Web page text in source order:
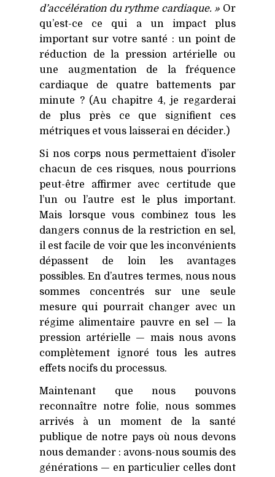
d’accélération du rythme cardiaque. » Or
qu’est-ce ce qui a un impact plus
important sur votre santé : un point de
réduction de la pression artérielle ou
une augmentation de la fréquence
cardiaque de quatre battements par
minute ? (Au chapitre 4, je regarderai
de plus près ce que signifient ces
métriques et vous laisserai en décider.)
Si nos corps nous permettaient d’isoler
chacun de ces risques, nous pourrions
peut-être affirmer avec certitude que
l’un ou l’autre est le plus important.
Mais lorsque vous combinez tous les
dangers connus de la restriction en sel,
il est facile de voir que les inconvénients
dépassent de loin les avantages
possibles. En d’autres termes, nous nous
sommes concentrés sur une seule
mesure qui pourrait changer avec un
régime alimentaire pauvre en sel — la
pression artérielle — mais nous avons
complètement ignoré tous les autres
effets nocifs du processus.
Maintenant que nous pouvons
reconnaître notre folie, nous sommes
arrivés à un moment de la santé
publique de notre pays où nous devons
nous demander : avons-nous soumis des
générations — en particulier celles dont